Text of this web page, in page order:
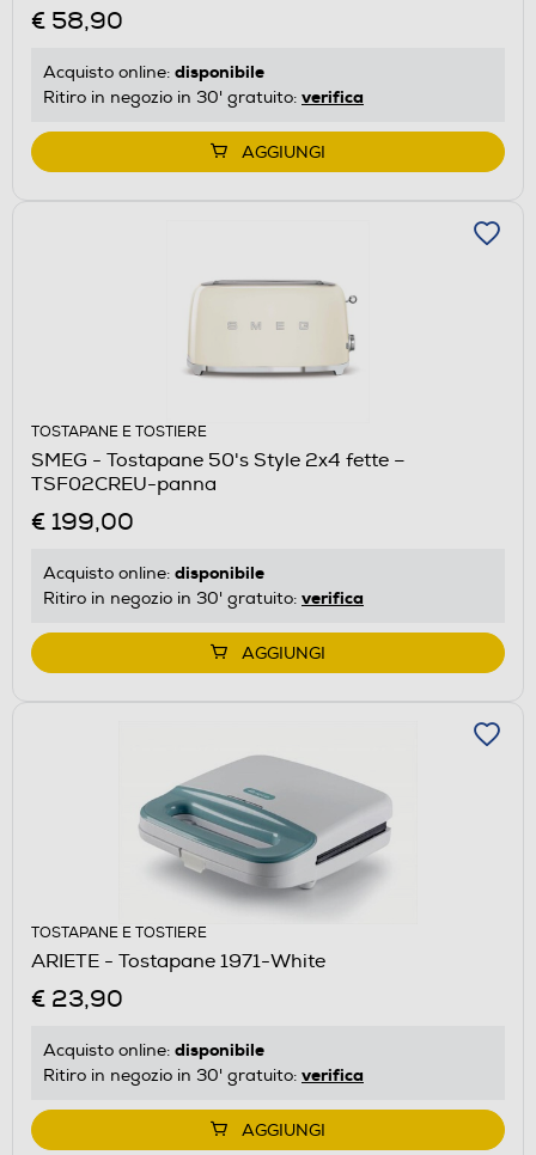
€ 58,90
Acquisto online: disponibile
Ritiro in negozio in 30' gratuito: verifica
AGGIUNGI
TOSTAPANE E TOSTIERE
SMEG - Tostapane 50's Style 2x4 fette –
TSF02CREU-panna
€ 199,00
Acquisto online: disponibile
Ritiro in negozio in 30' gratuito: verifica
AGGIUNGI
TOSTAPANE E TOSTIERE
ARIETE - Tostapane 1971-White
€ 23,90
Acquisto online: disponibile
Ritiro in negozio in 30' gratuito: verifica
AGGIUNGI